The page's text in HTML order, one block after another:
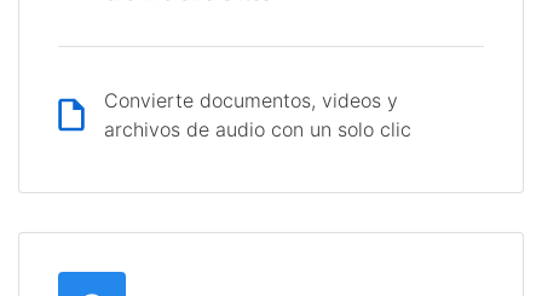
Convierte documentos, videos y
archivos de audio con un solo clic